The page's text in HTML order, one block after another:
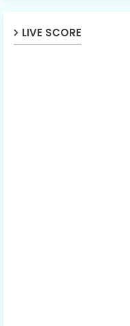
LIVE SCORE